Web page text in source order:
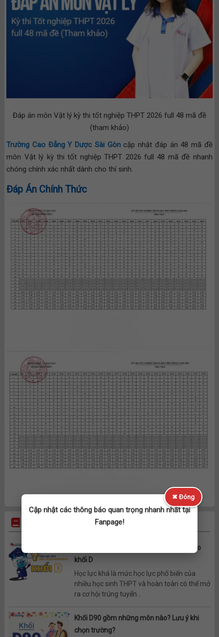
Đáp án môn Vật lý kỳ thi tốt nghiệp THPT 2026 full 48 mã đề
(tham khảo)
Trường Cao Đẳng Y Dược Sài Gòncập nhật đáp án 48 mã đề
môn Vật lý kỳ thi tốt nghiệp THPT 2026 full 48 mã đề nhanh
chóng chính xác nhất dành cho thí sinh.
Đáp Án Chính Thức
Tìm hiểu học lực khá nên chọn ngành nào
khối D
Học lực khá là mức học lực phổ biến của
nhiều học sinh THPT và hoàn toàn có thể mở
ra cơ hội trúng tuyển...
Khối D90 gồm những môn nào? Lưu ý khi
chọn trường?
✖ Đóng
Cập nhật các thông báo quan trọng nhanh nhất tại
Fanpage!